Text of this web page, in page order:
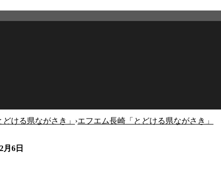
ける県ながさき」 ›エフエム長崎「とどける県ながさき」
6日